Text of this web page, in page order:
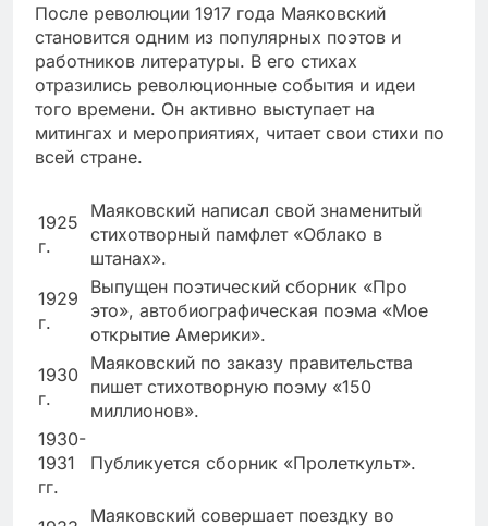
После революции 1917 года Маяковский
становится одним из популярных поэтов и
работников литературы. В его стихах
отразились революционные события и идеи
того времени. Он активно выступает на
митингах и мероприятиях, читает свои стихи по
всей стране.
1925
г.
Маяковский написал свой знаменитый
стихотворный памфлет «Облако в
штанах».
1929
г.
Выпущен поэтический сборник «Про
это», автобиографическая поэма «Мое
открытие Америки».
1930
г.
Маяковский по заказу правительства
пишет стихотворную поэму «150
миллионов».
1930-
1931
гг.
Публикуется сборник «Пролеткульт».
Маяковский совершает поездку во